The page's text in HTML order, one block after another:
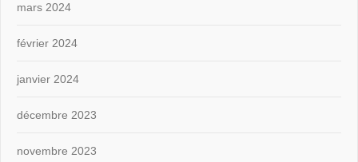
mars 2024
février 2024
janvier 2024
décembre 2023
novembre 2023